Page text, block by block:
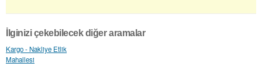
İlginizi çekebilecek diğer aramalar
Kargo - Nakliye Etlik
Mahallesi